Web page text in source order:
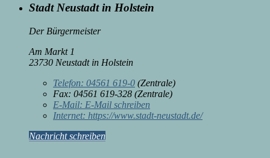
Stadt Neustadt in Holstein
Der Bürgermeister
Am Markt 1
23730 Neustadt in Holstein
Telefon: 04561 619-0 (Zentrale)
Fax: 04561 619-328 (Zentrale)
E-Mail: E-Mail schreiben
Internet: https://www.stadt-neustadt.de/
Nachricht schreiben